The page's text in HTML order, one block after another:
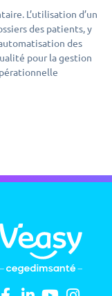
L’utilisation d’un
des patients, y
des
pour la gestion